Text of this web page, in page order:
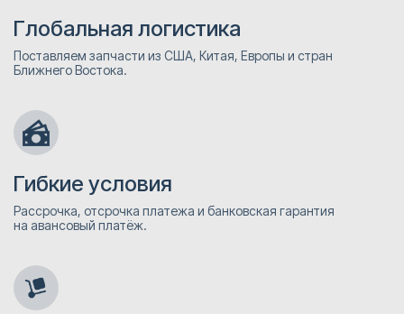
Глобальная логистика
Поставляем запчасти из США, Китая, Европы и стран
Ближнего Востока.
Гибкие условия
Рассрочка, отсрочка платежа и банковская гарантия
на авансовый платёж.